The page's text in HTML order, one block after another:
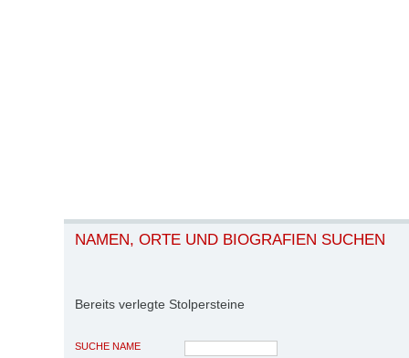
NAMEN, ORTE UND BIOGRAFIEN SUCHEN
Bereits verlegte Stolpersteine
SUCHE NAME